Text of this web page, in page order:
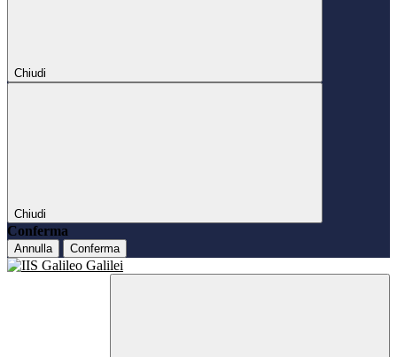
Chiudi
Chiudi
Conferma
Annulla Conferma